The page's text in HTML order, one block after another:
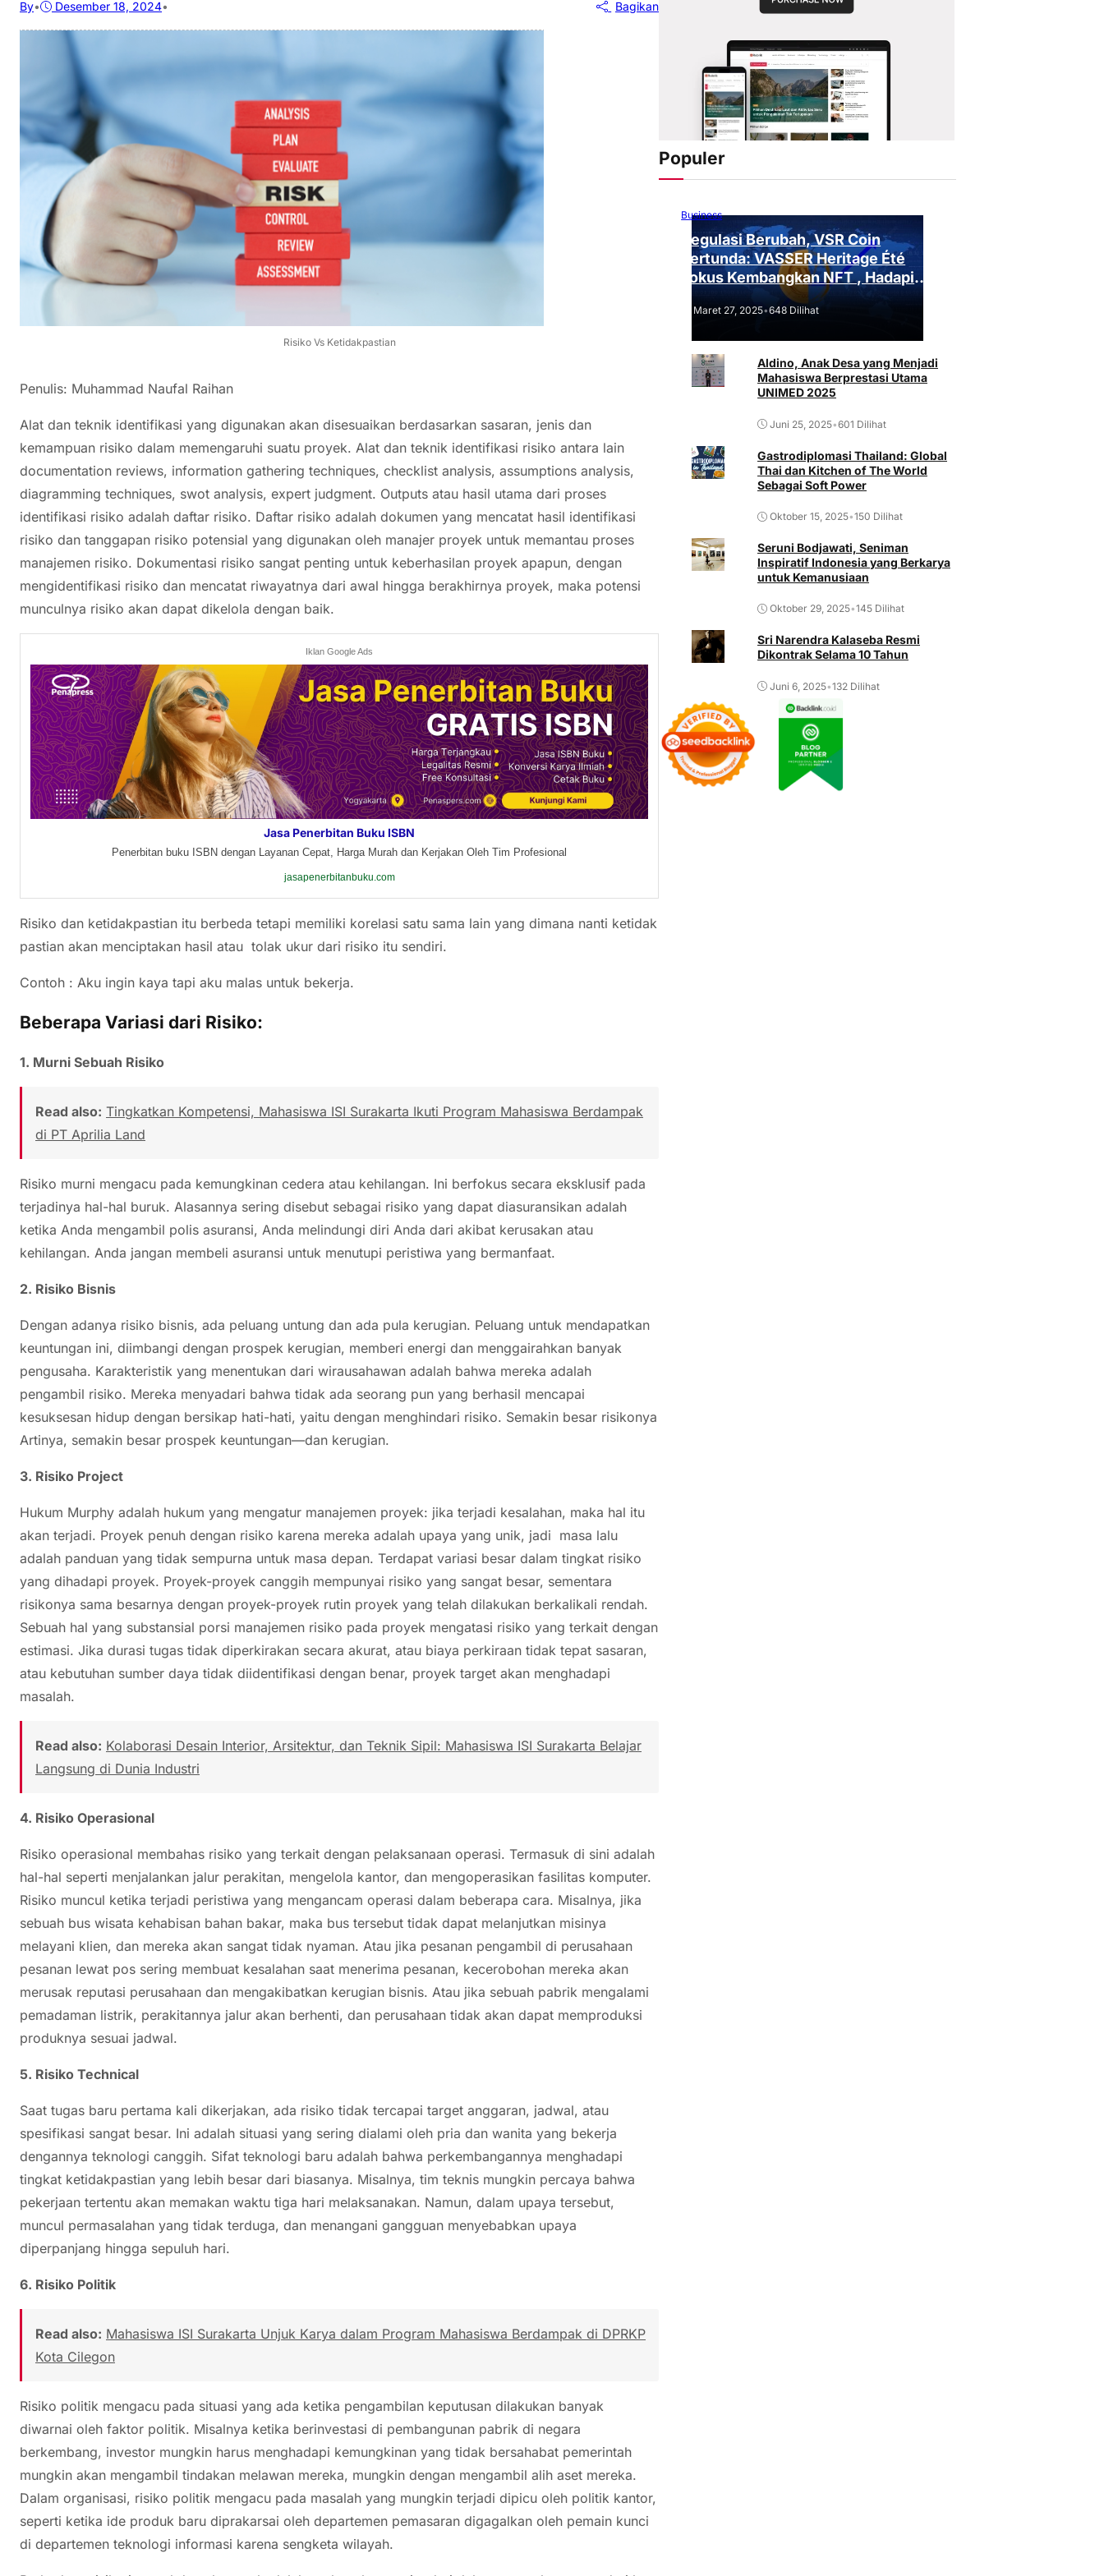
By• Desember 18, 2024• Bagikan
Risiko Vs Ketidakpastian
Penulis: Muhammad Naufal Raihan
Alat dan teknik identifikasi yang digunakan akan disesuaikan berdasarkan sasaran, jenis dan
kemampuan risiko dalam memengaruhi suatu proyek. Alat dan teknik identifikasi risiko antara lain
documentation reviews, information gathering techniques, checklist analysis, assumptions analysis,
diagramming techniques, swot analysis, expert judgment. Outputs atau hasil utama dari proses
identifikasi risiko adalah daftar risiko. Daftar risiko adalah dokumen yang mencatat hasil identifikasi
risiko dan tanggapan risiko potensial yang digunakan oleh manajer proyek untuk memantau proses
manajemen risiko. Dokumentasi risiko sangat penting untuk keberhasilan proyek apapun, dengan
mengidentifikasi risiko dan mencatat riwayatnya dari awal hingga berakhirnya proyek, maka potensi
munculnya risiko akan dapat dikelola dengan baik.
Iklan Google Ads
Jasa Penerbitan Buku ISBN
Penerbitan buku ISBN dengan Layanan Cepat, Harga Murah dan Kerjakan Oleh Tim Profesional
jasapenerbitanbuku.com
Risiko dan ketidakpastian itu berbeda tetapi memiliki korelasi satu sama lain yang dimana nanti ketidak
pastian akan menciptakan hasil atau tolak ukur dari risiko itu sendiri.
Contoh : Aku ingin kaya tapi aku malas untuk bekerja.
Beberapa Variasi dari Risiko:
1. Murni Sebuah Risiko
Read also: Tingkatkan Kompetensi, Mahasiswa ISI Surakarta Ikuti Program Mahasiswa Berdampak
di PT Aprilia Land
Risiko murni mengacu pada kemungkinan cedera atau kehilangan. Ini berfokus secara eksklusif pada
terjadinya hal-hal buruk. Alasannya sering disebut sebagai risiko yang dapat diasuransikan adalah
ketika Anda mengambil polis asuransi, Anda melindungi diri Anda dari akibat kerusakan atau
kehilangan. Anda jangan membeli asuransi untuk menutupi peristiwa yang bermanfaat.
2. Risiko Bisnis
Dengan adanya risiko bisnis, ada peluang untung dan ada pula kerugian. Peluang untuk mendapatkan
keuntungan ini, diimbangi dengan prospek kerugian, memberi energi dan menggairahkan banyak
pengusaha. Karakteristik yang menentukan dari wirausahawan adalah bahwa mereka adalah
pengambil risiko. Mereka menyadari bahwa tidak ada seorang pun yang berhasil mencapai
kesuksesan hidup dengan bersikap hati-hati, yaitu dengan menghindari risiko. Semakin besar risikonya
Artinya, semakin besar prospek keuntungan—dan kerugian.
3. Risiko Project
Hukum Murphy adalah hukum yang mengatur manajemen proyek: jika terjadi kesalahan, maka hal itu
akan terjadi. Proyek penuh dengan risiko karena mereka adalah upaya yang unik, jadi masa lalu
adalah panduan yang tidak sempurna untuk masa depan. Terdapat variasi besar dalam tingkat risiko
yang dihadapi proyek. Proyek-proyek canggih mempunyai risiko yang sangat besar, sementara
risikonya sama besarnya dengan proyek-proyek rutin proyek yang telah dilakukan berkalikali rendah.
Sebuah hal yang substansial porsi manajemen risiko pada proyek mengatasi risiko yang terkait dengan
estimasi. Jika durasi tugas tidak diperkirakan secara akurat, atau biaya perkiraan tidak tepat sasaran,
atau kebutuhan sumber daya tidak diidentifikasi dengan benar, proyek target akan menghadapi
masalah.
Read also: Kolaborasi Desain Interior, Arsitektur, dan Teknik Sipil: Mahasiswa ISI Surakarta Belajar
Langsung di Dunia Industri
4. Risiko Operasional
Risiko operasional membahas risiko yang terkait dengan pelaksanaan operasi. Termasuk di sini adalah
hal-hal seperti menjalankan jalur perakitan, mengelola kantor, dan mengoperasikan fasilitas komputer.
Risiko muncul ketika terjadi peristiwa yang mengancam operasi dalam beberapa cara. Misalnya, jika
sebuah bus wisata kehabisan bahan bakar, maka bus tersebut tidak dapat melanjutkan misinya
melayani klien, dan mereka akan sangat tidak nyaman. Atau jika pesanan pengambil di perusahaan
pesanan lewat pos sering membuat kesalahan saat menerima pesanan, kecerobohan mereka akan
merusak reputasi perusahaan dan mengakibatkan kerugian bisnis. Atau jika sebuah pabrik mengalami
pemadaman listrik, perakitannya jalur akan berhenti, dan perusahaan tidak akan dapat memproduksi
produknya sesuai jadwal.
5. Risiko Technical
Saat tugas baru pertama kali dikerjakan, ada risiko tidak tercapai target anggaran, jadwal, atau
spesifikasi sangat besar. Ini adalah situasi yang sering dialami oleh pria dan wanita yang bekerja
dengannya teknologi canggih. Sifat teknologi baru adalah bahwa perkembangannya menghadapi
tingkat ketidakpastian yang lebih besar dari biasanya. Misalnya, tim teknis mungkin percaya bahwa
pekerjaan tertentu akan memakan waktu tiga hari melaksanakan. Namun, dalam upaya tersebut,
muncul permasalahan yang tidak terduga, dan menangani gangguan menyebabkan upaya
diperpanjang hingga sepuluh hari.
6. Risiko Politik
Read also: Mahasiswa ISI Surakarta Unjuk Karya dalam Program Mahasiswa Berdampak di DPRKP
Kota Cilegon
Risiko politik mengacu pada situasi yang ada ketika pengambilan keputusan dilakukan banyak
diwarnai oleh faktor politik. Misalnya ketika berinvestasi di pembangunan pabrik di negara
berkembang, investor mungkin harus menghadapi kemungkinan yang tidak bersahabat pemerintah
mungkin akan mengambil tindakan melawan mereka, mungkin dengan mengambil alih aset mereka.
Dalam organisasi, risiko politik mengacu pada masalah yang mungkin terjadi dipicu oleh politik kantor,
seperti ketika ide produk baru diprakarsai oleh departemen pemasaran digagalkan oleh pemain kunci
di departemen teknologi informasi karena sengketa wilayah.
Populer
Business
Regulasi Berubah, VSR Coin
Tertunda: VASSER Heritage Été
Fokus Kembangkan NFT , Hadapi
Tantangan Regulasi!
Maret 27, 2025•648 Dilihat
Aldino, Anak Desa yang Menjadi
Mahasiswa Berprestasi Utama
UNIMED 2025
Juni 25, 2025•601 Dilihat
Gastrodiplomasi Thailand: Global
Thai dan Kitchen of The World
Sebagai Soft Power
Oktober 15, 2025•150 Dilihat
Seruni Bodjawati, Seniman
Inspiratif Indonesia yang Berkarya
untuk Kemanusiaan
Oktober 29, 2025•145 Dilihat
Sri Narendra Kalaseba Resmi
Dikontrak Selama 10 Tahun
Juni 6, 2025•132 Dilihat